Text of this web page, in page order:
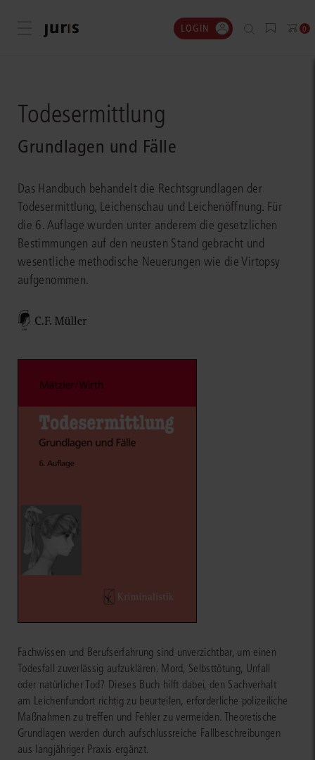
Menü öffnen LOGIN 0
Todesermittlung
Grundlagen und Fälle
Das Handbuch behandelt die Rechtsgrundlagen der
Todesermittlung, Leichenschau und Leichenöffnung. Für
die 6. Auflage wurden unter anderem die gesetzlichen
Bestimmungen auf den neusten Stand gebracht und
wesentliche methodische Neuerungen wie die Virtopsy
aufgenommen.
Fachwissen und Berufserfahrung sind unverzichtbar, um einen
Todesfall zuverlässig aufzuklären. Mord, Selbsttötung, Unfall
oder natürlicher Tod? Dieses Buch hilft dabei, den Sachverhalt
am Leichenfundort richtig zu beurteilen, erforderliche polizeiliche
Maßnahmen zu treffen und Fehler zu vermeiden. Theoretische
Grundlagen werden durch aufschlussreiche Fallbeschreibungen
aus langjähriger Praxis ergänzt.